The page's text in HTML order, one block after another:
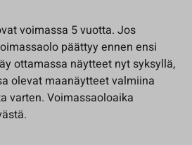
voimassa 5 vuotta. Jos
päättyy ennen ensi
ottamassa näytteet nyt syksyllä,
olevat maanäytteet valmiina
varten. Voimassaoloaika